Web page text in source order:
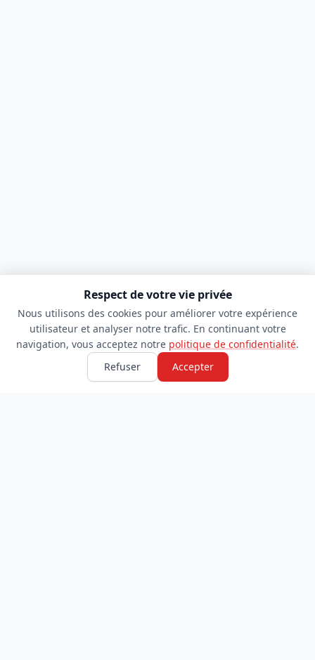
Respect de votre vie privée
Nous utilisons des cookies pour améliorer votre expérience
utilisateur et analyser notre trafic. En continuant votre
navigation, vous acceptez notre politique de confidentialité.
Refuser
Accepter